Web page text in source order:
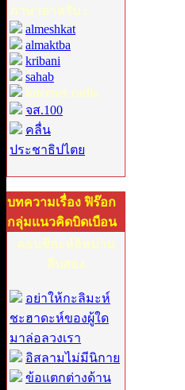
ภาษาอาหรับ :
almeshkat
almaktba
kribani
sahab
internet radio
จส.100
คลื่น
ประชาธิปไตย
บทความเรื่อง ฟิร๊อก
กลุ่มแนวคิดบิดเบือน
ตอนชีอะห์อิหม่าม
สิบสอง
อย่าให้กะลิมะห์
ชะฮาดะห์ของผู้ใด
มาล่อลวงเรา
อิสลามไม่มีนิกาย
ข้อแตกต่างด้าน